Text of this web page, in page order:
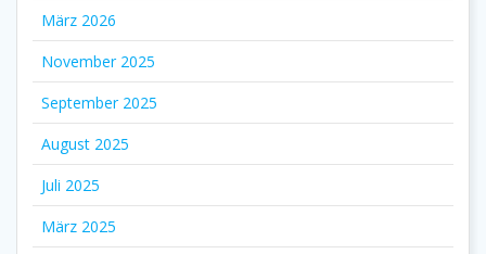
März 2026
November 2025
September 2025
August 2025
Juli 2025
März 2025